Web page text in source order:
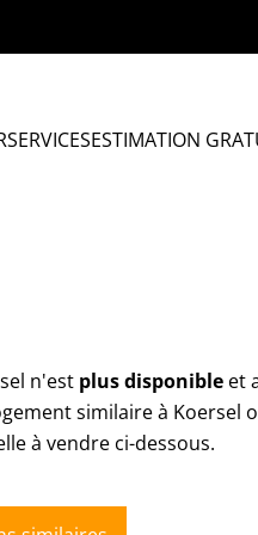
SERVICESESTIMATION
n'est plus disponible et
similaire à Koersel
à vendre ci-dessous.